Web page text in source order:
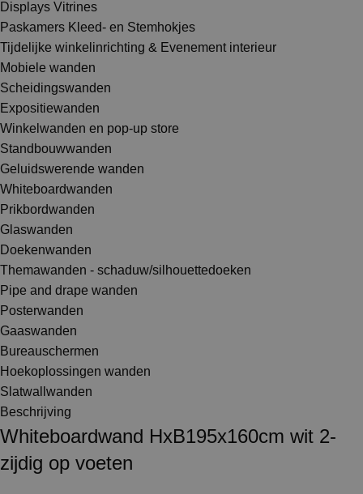
Displays Vitrines
Paskamers Kleed- en Stemhokjes
Tijdelijke winkelinrichting & Evenement interieur
Mobiele wanden
Scheidingswanden
Expositiewanden
Winkelwanden en pop-up store
Standbouwwanden
Geluidswerende wanden
Whiteboardwanden
Prikbordwanden
Glaswanden
Doekenwanden
Themawanden - schaduw/silhouettedoeken
Pipe and drape wanden
Posterwanden
Gaaswanden
Bureauschermen
Hoekoplossingen wanden
Slatwallwanden
Beschrijving
Whiteboardwand HxB195x160cm wit 2-
zijdig op voeten